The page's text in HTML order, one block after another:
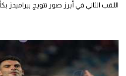
اللقب الثاني في أبرز صور تتويج